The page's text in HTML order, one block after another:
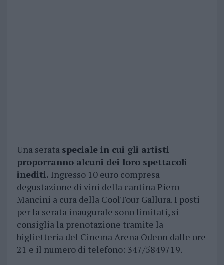
Una serata speciale in cui gli artisti
proporranno alcuni dei loro spettacoli
inediti. Ingresso 10 euro compresa
degustazione di vini della cantina Piero
Mancini a cura della CoolTour Gallura. I posti
per la serata inaugurale sono limitati, si
consiglia la prenotazione tramite la
biglietteria del Cinema Arena Odeon dalle ore
21 e il numero di telefono: 347/5849719.